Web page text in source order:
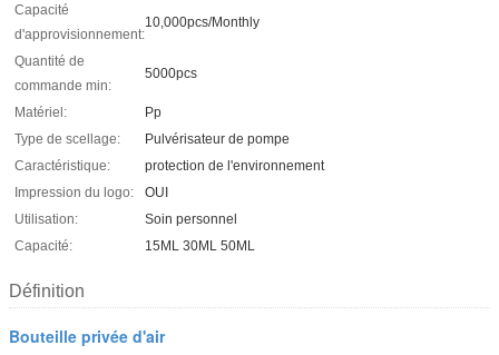
Capacité
d'approvisionnement:
10,000pcs/Monthly
Quantité de
commande min:
5000pcs
Matériel:
Pp
Type de scellage:
Pulvérisateur de pompe
Caractéristique:
protection de l'environnement
Impression du logo:
OUI
Utilisation:
Soin personnel
Capacité:
15ML 30ML 50ML
Définition
Bouteille privée d'air